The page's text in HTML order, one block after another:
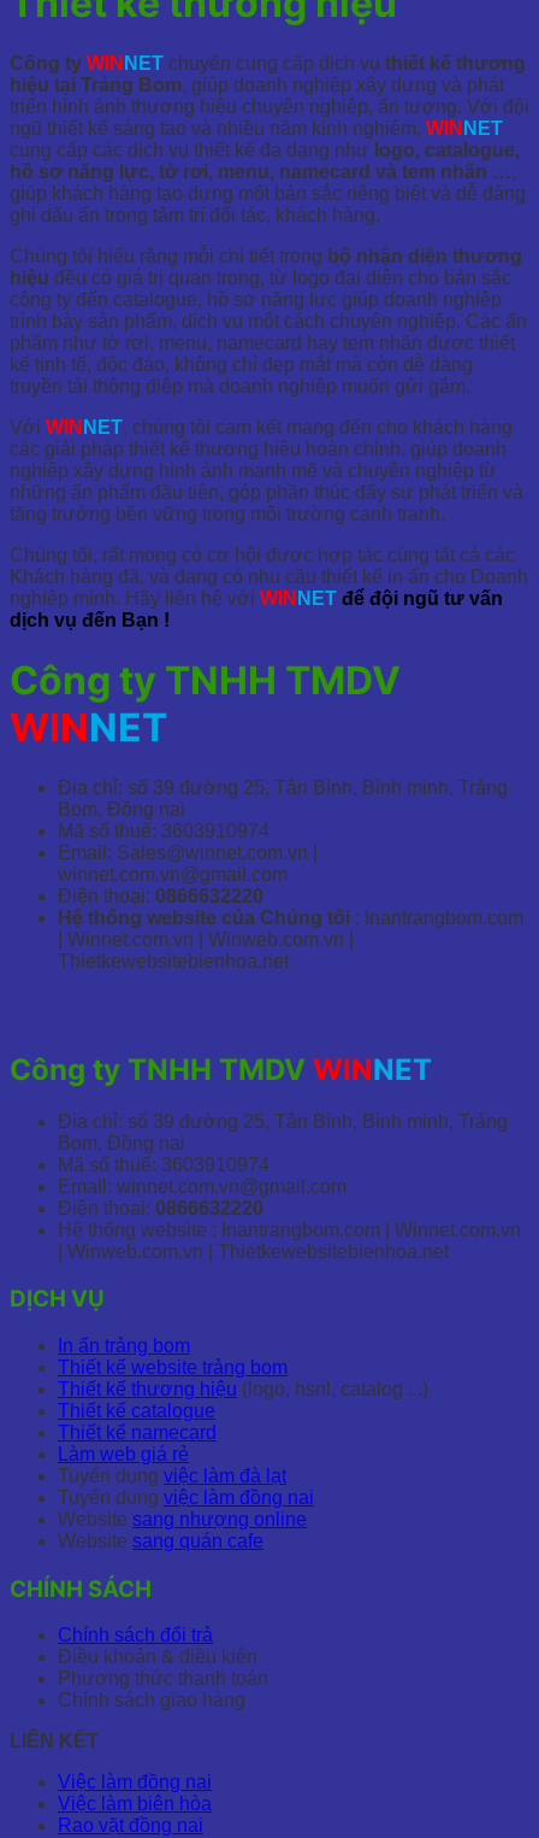
Công ty WIN NET chuyên cung cấp dịch vụ thiết kế thương
hiệu tại Trảng Bom, giúp doanh nghiệp xây dựng và phát
triển hình ảnh thương hiệu chuyên nghiệp, ấn tượng. Với đội
ngũ thiết kế sáng tạo và nhiều năm kinh nghiệm, WIN NET
cung cấp các dịch vụ thiết kế đa dạng như logo, catalogue,
hồ sơ năng lực, tờ rơi, menu, namecard và tem nhãn …,
giúp khách hàng tạo dựng một bản sắc riêng biệt và dễ dàng
ghi dấu ấn trong tâm trí đối tác, khách hàng.
Chúng tôi hiểu rằng mỗi chi tiết trong bộ nhận diện thương
hiệu đều có giá trị quan trọng, từ logo đại diện cho bản sắc
công ty đến catalogue, hồ sơ năng lực giúp doanh nghiệp
trình bày sản phẩm, dịch vụ một cách chuyên nghiệp. Các ấn
phẩm như tờ rơi, menu, namecard hay tem nhãn được thiết
kế tinh tế, độc đáo, không chỉ đẹp mắt mà còn dễ dàng
truyền tải thông điệp mà doanh nghiệp muốn gửi gắm.
Với WIN NET, chúng tôi cam kết mang đến cho khách hàng
các giải pháp thiết kế thương hiệu hoàn chỉnh, giúp doanh
nghiệp xây dựng hình ảnh mạnh mẽ và chuyên nghiệp từ
những ấn phẩm đầu tiên, góp phần thúc đẩy sự phát triển và
tăng trưởng bền vững trong môi trường cạnh tranh.
Chúng tối, rất mong có cơ hội được hợp tác cùng tất cả các
Khách hàng đã, và đang có nhu cầu thiết kế in ấn cho Doanh
nghiệp mình. Hãy liên hệ với WIN NET để đội ngũ tư vấn
dịch vụ đến Bạn !
Công ty TNHH TMDV
WINNET
Địa chỉ: số 39 đường 25, Tân Bình, Bình minh, Trảng
Bom, Đồng nai
Mã số thuế: 3603910974
Email: Sales@winnet.com.vn |
winnet.com.vn@gmail.com
Điện thoại: 0866632220
Hệ thống website của Chúng tôi : Inantrangbom.com
| Winnet.com.vn | Winweb.com.vn |
Thietkewebsitebienhoa.net
Công ty TNHH TMDV WINNET
Địa chỉ: số 39 đường 25, Tân Bình, Bình minh, Trảng
Bom, Đồng nai
Mã số thuế: 3603910974
Email: winnet.com.vn@gmail.com
Điện thoại: 0866632220
Hệ thống website : Inantrangbom.com | Winnet.com.vn
| Winweb.com.vn | Thietkewebsitebienhoa.net
DỊCH VỤ
In ấn trảng bom
Thiết kế website trảng bom
Thiết kế thương hiệu (logo, hsnl, catalog ...)
Thiết kế catalogue
Thiết kế namecard
Làm web giá rẻ
Tuyển dụng việc làm đà lạt
Tuyển dụng việc làm đồng nai
Website sang nhượng online
Website sang quán cafe
CHÍNH SÁCH
Chính sách đổi trả
Điều khoản & điều kiện
Phương thức thanh toán
Chính sách giao hàng
LIÊN KẾT
Việc làm đồng nai
Việc làm biên hòa
Rao vặt đồng nai